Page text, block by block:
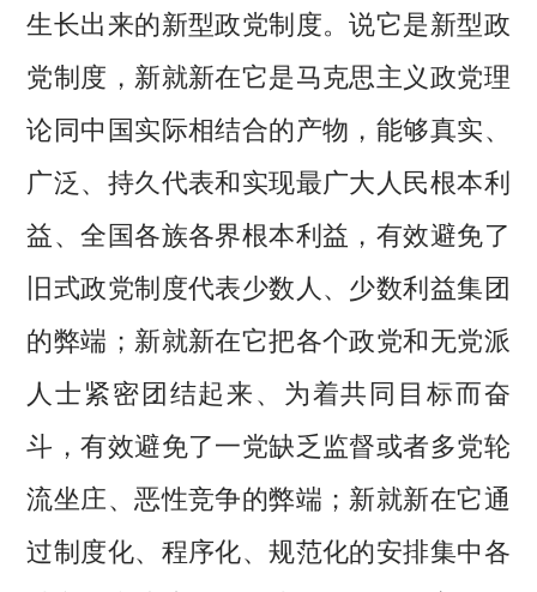
生长出来的新型政党制度。说它是新型政
党制度，新就新在它是马克思主义政党理
论同中国实际相结合的产物，能够真实、
广泛、持久代表和实现最广大人民根本利
益、全国各族各界根本利益，有效避免了
旧式政党制度代表少数人、少数利益集团
的弊端；新就新在它把各个政党和无党派
人士紧密团结起来、为着共同目标而奋
斗，有效避免了一党缺乏监督或者多党轮
流坐庄、恶性竞争的弊端；新就新在它通
过制度化、程序化、规范化的安排集中各